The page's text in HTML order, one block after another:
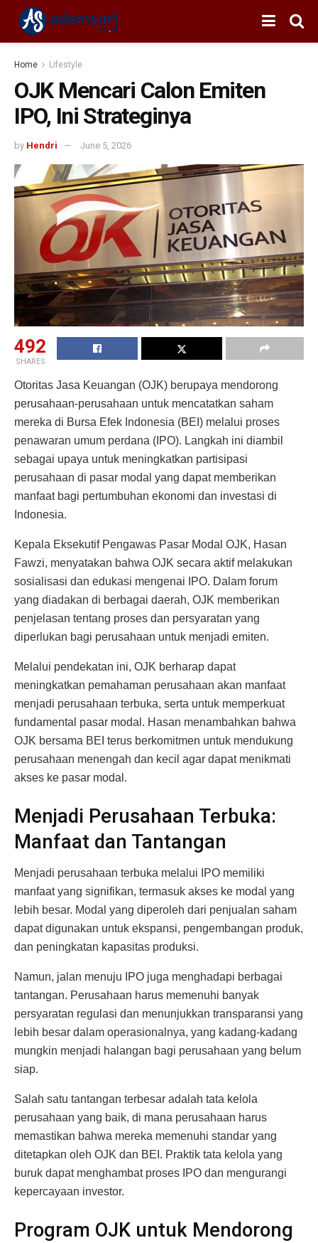
Home Lifestyle
OJK Mencari Calon Emiten
IPO, Ini Strateginya
by Hendri June 5, 2026
492
SHARES
Otoritas Jasa Keuangan (OJK) berupaya mendorong
perusahaan-perusahaan untuk mencatatkan saham
mereka di Bursa Efek Indonesia (BEI) melalui proses
penawaran umum perdana (IPO). Langkah ini diambil
sebagai upaya untuk meningkatkan partisipasi
perusahaan di pasar modal yang dapat memberikan
manfaat bagi pertumbuhan ekonomi dan investasi di
Indonesia.
Kepala Eksekutif Pengawas Pasar Modal OJK, Hasan
Fawzi, menyatakan bahwa OJK secara aktif melakukan
sosialisasi dan edukasi mengenai IPO. Dalam forum
yang diadakan di berbagai daerah, OJK memberikan
penjelasan tentang proses dan persyaratan yang
diperlukan bagi perusahaan untuk menjadi emiten.
Melalui pendekatan ini, OJK berharap dapat
meningkatkan pemahaman perusahaan akan manfaat
menjadi perusahaan terbuka, serta untuk memperkuat
fundamental pasar modal. Hasan menambahkan bahwa
OJK bersama BEI terus berkomitmen untuk mendukung
perusahaan menengah dan kecil agar dapat menikmati
akses ke pasar modal.
Menjadi Perusahaan Terbuka:
Manfaat dan Tantangan
Menjadi perusahaan terbuka melalui IPO memiliki
manfaat yang signifikan, termasuk akses ke modal yang
lebih besar. Modal yang diperoleh dari penjualan saham
dapat digunakan untuk ekspansi, pengembangan produk,
dan peningkatan kapasitas produksi.
Namun, jalan menuju IPO juga menghadapi berbagai
tantangan. Perusahaan harus memenuhi banyak
persyaratan regulasi dan menunjukkan transparansi yang
lebih besar dalam operasionalnya, yang kadang-kadang
mungkin menjadi halangan bagi perusahaan yang belum
siap.
Salah satu tantangan terbesar adalah tata kelola
perusahaan yang baik, di mana perusahaan harus
memastikan bahwa mereka memenuhi standar yang
ditetapkan oleh OJK dan BEI. Praktik tata kelola yang
buruk dapat menghambat proses IPO dan mengurangi
kepercayaan investor.
Program OJK untuk Mendorong